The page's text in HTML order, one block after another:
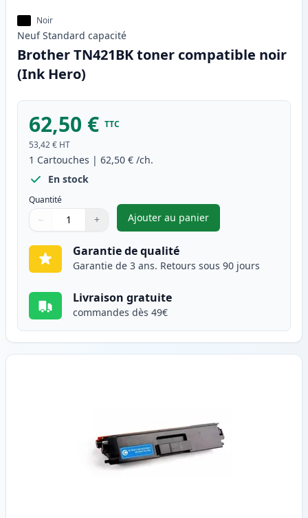
Noir
Neuf Standard capacité
Brother TN421BK toner compatible noir
(Ink Hero)
62,50 € TTC
53,42 € HT
1 Cartouches | 62,50 € /ch.
En stock
Quantité
Quantité
Utilisez les boutons pour ajuster
− +
Quantité
Ajouter au panier
,Brother TN421BK toner
Garantie de qualité
Garantie de 3 ans. Retours sous 90 jours
Livraison gratuite
commandes dès 49€